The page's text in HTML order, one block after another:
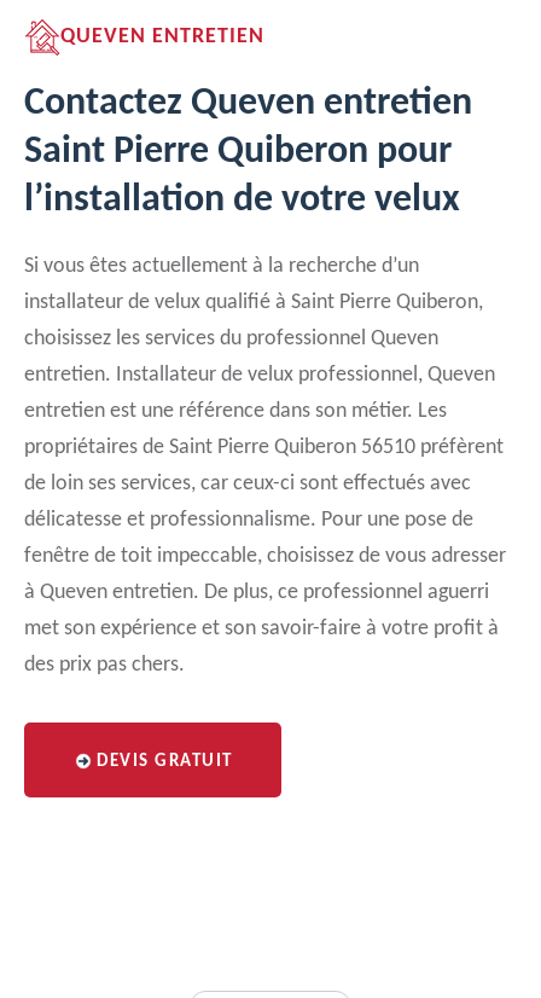
QUEVEN ENTRETIEN
Contactez Queven entretien
Saint Pierre Quiberon pour
l’installation de votre velux
Si vous êtes actuellement à la recherche d’un
installateur de velux qualifié à Saint Pierre Quiberon,
choisissez les services du professionnel Queven
entretien. Installateur de velux professionnel, Queven
entretien est une référence dans son métier. Les
propriétaires de Saint Pierre Quiberon 56510 préfèrent
de loin ses services, car ceux-ci sont effectués avec
délicatesse et professionnalisme. Pour une pose de
fenêtre de toit impeccable, choisissez de vous adresser
à Queven entretien. De plus, ce professionnel aguerri
met son expérience et son savoir-faire à votre profit à
des prix pas chers.
DEVIS GRATUIT